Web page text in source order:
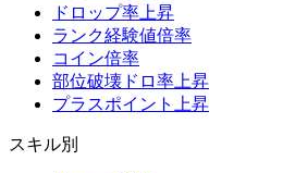
ドロップ率上昇
ランク経験値倍率
コイン倍率
部位破壊ドロ率上昇
プラスポイント上昇
スキル別